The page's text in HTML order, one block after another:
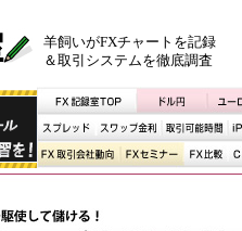
羊飼いがFXチャートを記録
＆取引システムを徹底調査